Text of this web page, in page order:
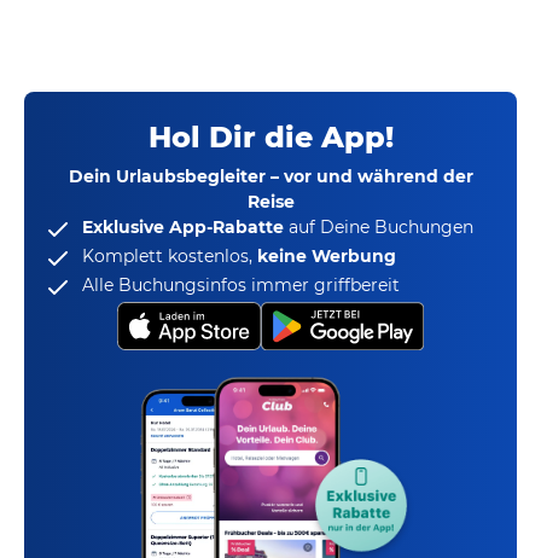
Hol Dir die App!
Dein Urlaubsbegleiter – vor und während der
Reise
Exklusive App-Rabatte auf Deine Buchungen
Komplett kostenlos, keine Werbung
Alle Buchungsinfos immer griffbereit